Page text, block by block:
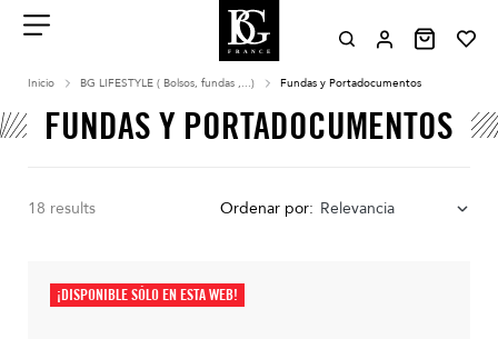
contenu
Inicio BG LIFESTYLE ( Bolsos, fundas ,...) Fundas y Portadocumentos
FUNDAS Y PORTADOCUMENTOS
18 results Ordenar por: Relevancia
¡DISPONIBLE SÓLO EN ESTA WEB!